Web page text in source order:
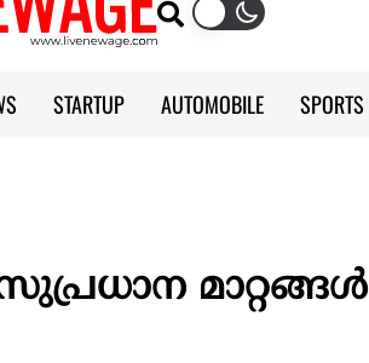
STARTUP AUTOMOBILE SPORTS
മാറ്റങ്ങൾ